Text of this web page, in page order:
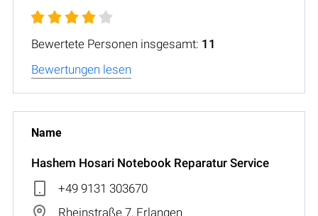
Bewertete Personen insgesamt: 11
Bewertungen lesen
Hashem Hosari Notebook Reparatur Service
+49 9131 303670
Rheinstraße 7, Erlangen